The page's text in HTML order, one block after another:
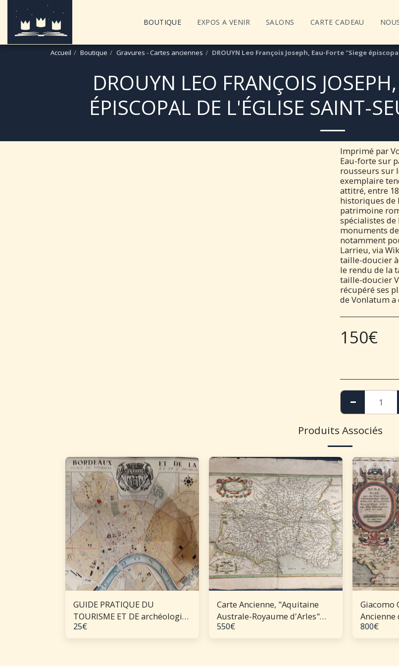
BOUTIQUE EXPOS A VENIR SALONS CARTE CADEAU
Accueil Boutique Gravures - Cartes anciennes DROUYN Leo François Joseph, Eau-Forte "Siege
DROUYN LEO FRANÇOIS
ÉPISCOPAL DE L'ÉGLISE SAINT-
Imprimé par
Eau-forte sur
rousseurs sur
exemplaire
attitré, entre
historiques de
patrimoine
spécialistes
monuments
notamment
Larrieu, via
taille-doucier
le rendu de la
taille-doucier
récupéré ses
de Vonlatum a
150€
Produits Associés
GUIDE PRATIQUE DU
TOURISME ET DE archéologie
A BORDEAUX ET DANS LE
25€
Carte Ancienne, "Aquitaine
Australe-Royaume d'Arles"
(Atlas MERCATOR-HONDIUS -
550€
Giacomo
Ancienne
(XVIe)
800€